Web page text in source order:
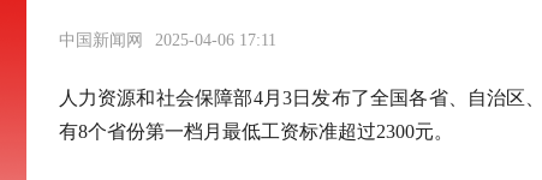
中国新闻网 2025-04-06 17:11
人力资源和社会保障部4月3日发布了全国各省、自治区
有8个省份第一档月最低工资标准超过2300元。